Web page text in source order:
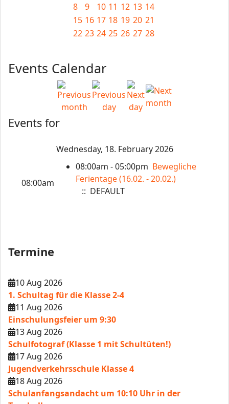
8
9 10 11 12 13 14
15 16 17 18 19 20 21
22 23 24 25 26 27 28
Events Calendar
Events for
Wednesday, 18. February 2026
08:00am
08:00am - 05:00pm Bewegliche
Ferientage (16.02. - 20.02.)
:: DEFAULT
Termine
10 Aug 2026
1. Schultag für die Klasse 2-4
11 Aug 2026
Einschulungsfeier um 9:30
13 Aug 2026
Schulfotograf (Klasse 1 mit Schultüten!)
17 Aug 2026
Jugendverkehrsschule Klasse 4
18 Aug 2026
Schulanfangsandacht um 10:10 Uhr in der